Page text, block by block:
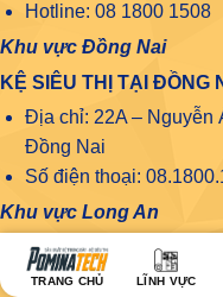
Hotline: 08 1800 1508
Khu vực Đồng Nai
KỆ SIÊU THỊ TẠI ĐỒNG
Địa chỉ: 22A – Nguyễn
Đồng Nai
Số điện thoại:
Khu vực Long An
KỆ SIÊU THỊ
Địa chỉ kho: 33 Võ Thị
TRANG CHỦ LĨNH VỰC